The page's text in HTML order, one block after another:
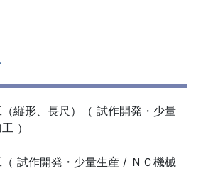
（縦形、長尺）（ 試作開発・少量
）
（ 試作開発・少量生産 / ＮＣ機械